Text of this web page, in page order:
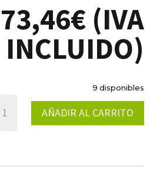
73,46€ (IVA
INCLUIDO)
9 disponibles
AÑADIR AL CARRITO